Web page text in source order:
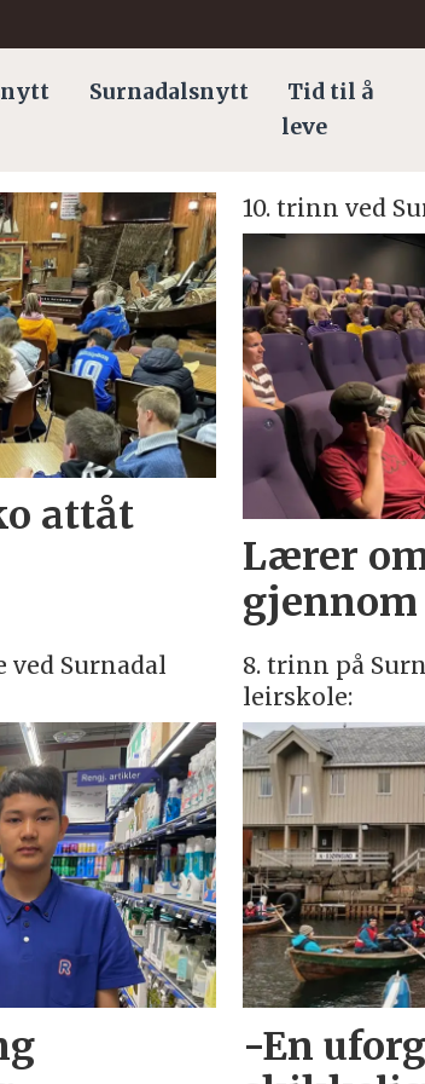
Surnadalsnytt
Tid til å
leve
attåt
10. trinn ved
Lærer
Surnadal
8. trinn på
leirskole:
-En